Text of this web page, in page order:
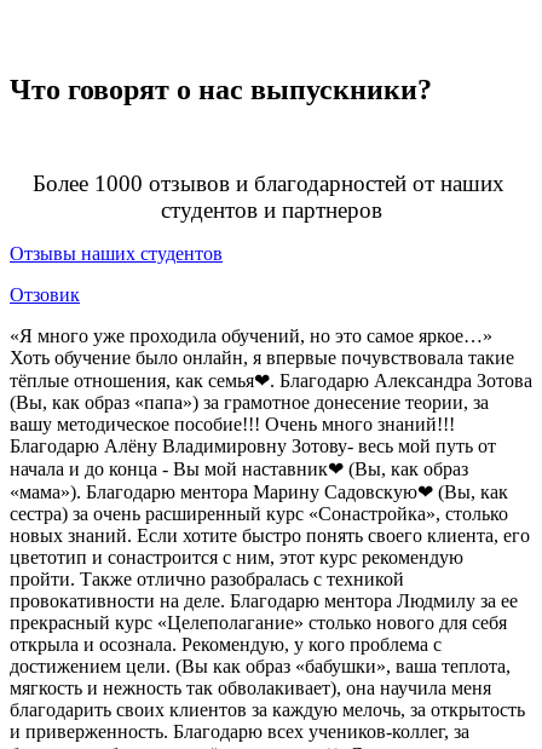
Что говорят о нас выпускники?
Более 1000 отзывов и благодарностей от наших
студентов и партнеров
Отзывы наших студентов
Отзовик
«Я много уже проходила обучений, но это самое яркое…»
Хоть обучение было онлайн, я впервые почувствовала такие
тёплые отношения, как семья❤. Благодарю Александра Зотова
(Вы, как образ «папа») за грамотное донесение теории, за
вашу методическое пособие!!! Очень много знаний!!!
Благодарю Алёну Владимировну Зотову- весь мой путь от
начала и до конца - Вы мой наставник❤ (Вы, как образ
«мама»). Благодарю ментора Марину Садовскую❤ (Вы, как
сестра) за очень расширенный курс «Сонастройка», столько
новых знаний. Если хотите быстро понять своего клиента, его
цветотип и сонастроится с ним, этот курс рекомендую
пройти. Также отлично разобралась с техникой
провокативности на деле. Благодарю ментора Людмилу за ее
прекрасный курс «Целеполагание» столько нового для себя
открыла и осознала. Рекомендую, у кого проблема с
достижением цели. (Вы как образ «бабушки», ваша теплота,
мягкость и нежность так обволакивает), она научила меня
благодарить своих клиентов за каждую мелочь, за открытость
и приверженность. Благодарю всех учеников-коллег, за